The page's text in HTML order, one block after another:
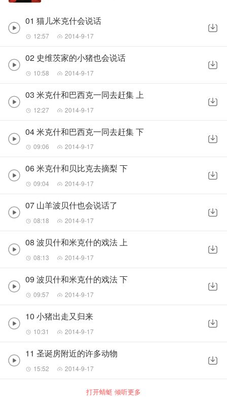
01 猫儿米克什会说话
12:57 2014-9-17
02 史维茨家的小猪也会说话
10:58 2014-9-17
03 米克什和巴西克一同去赶集 上
12:27 2014-9-17
04 米克什和巴西克一同去赶集 下
09:06 2014-9-17
06 米克什和贝比克去摘梨 下
09:04 2014-9-17
07 山羊波贝什也会说话了
08:18 2014-9-17
08 波贝什和米克什的戏法 上
08:13 2014-9-17
09 波贝什和米克什的戏法 下
09:57 2014-9-17
10 小猪出走又归来
10:31 2014-9-17
11 圣诞房附近的许多动物
15:52 2014-9-17
打开蜻蜓 倾听更多